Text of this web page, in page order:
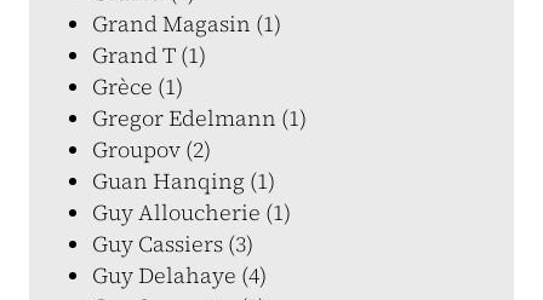
Grand Magasin (1)
Grand T (1)
Grèce (1)
Gregor Edelmann (1)
Groupov (2)
Guan Hanqing (1)
Guy Alloucherie (1)
Guy Cassiers (3)
Guy Delahaye (4)